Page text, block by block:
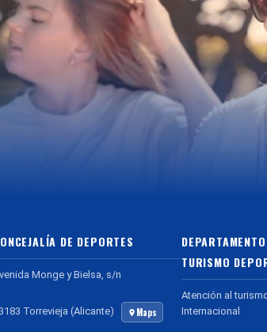
DE DEPORTES
Monge y Bielsa, s/n
Torrevieja (Alicante) Maps
TURISMO
Atención al
Internacional